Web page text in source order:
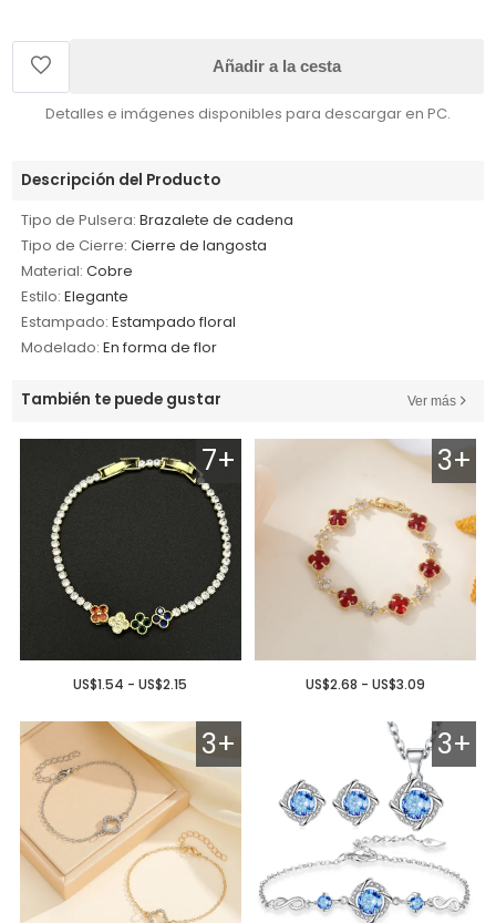
Añadir a la cesta
Detalles e imágenes disponibles para descargar en PC.
Descripción del Producto
Tipo de Pulsera: Brazalete de cadena
Tipo de Cierre: Cierre de langosta
Material: Cobre
Estilo: Elegante
Estampado: Estampado floral
Modelado: En forma de flor
También te puede gustar Ver más
7+
US$1.54 - US$2.15
3+
US$2.68 - US$3.09
3+ 3+